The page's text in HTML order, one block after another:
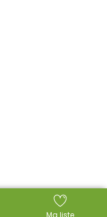
Ma liste